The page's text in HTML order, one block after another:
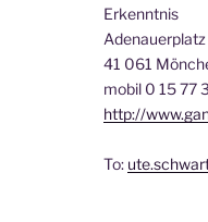
Erkenntnis
41 061
mobil 0 15 77
http://
To: